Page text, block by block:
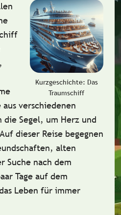
Kurzgeschichte: Das
Traumschiff
verschiedenen
die Segel, um Herz und
dieser Reise begegnen
alten
Suche nach dem
Tage auf dem
Leben für immer